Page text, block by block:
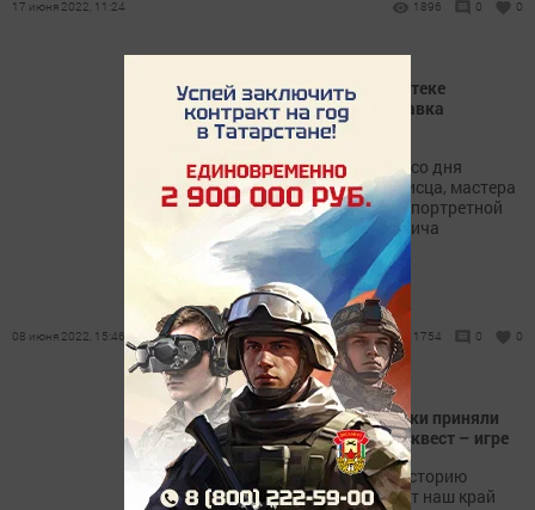
17 июня 2022, 11:24 1896 0 0
В Верхнеуслонской библиотеке
открылась книжная выставка
«Художник мысли»
Она посвящена 185-летию со дня
рождения русского живописца, мастера
жанровой, исторической и портретной
живописи Ивана Николаевича
Крамского.
08 июня 2022, 15:46 1754 0 0
Верхнеуслонские школьники приняли
участие в познавательной квест – игре
Они доказали, что знают историю
народов, которые заселяют наш край